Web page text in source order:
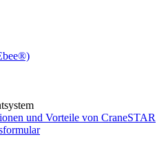
und Vorteile von CraneSTAR